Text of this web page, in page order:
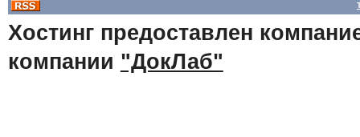
Хостинг предоставлен
компании "ДокЛаб"